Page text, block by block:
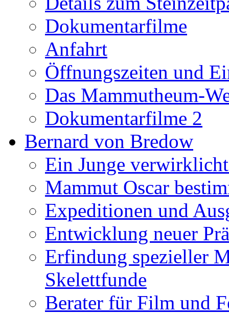
Dokumentarfilme
Anfahrt
Öffnungszeiten und
Das Mammutheum-
Dokumentarfilme 2
Bernard von Bredow
Ein Junge
Mammut Oscar
Expeditionen und
Entwicklung neuer
Erfindung spezieller
Skelettfunde
Berater für Film und